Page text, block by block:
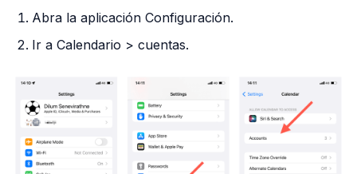
Abra la aplicación Configuración.
Ir a Calendario > cuentas.